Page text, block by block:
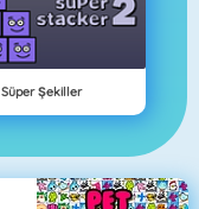
Süper Şekiller